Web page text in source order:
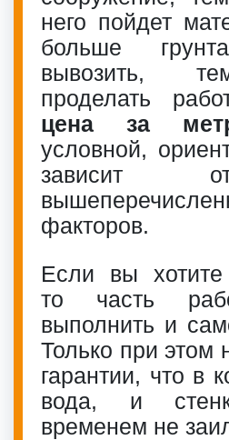
него пойдет
больше
вывозить,
проделать
цена за
условной,
зависит
факторов.
Если вы хотите
то часть
выполнить и
Только при этом
гарантии, что в
вода, и
временем не